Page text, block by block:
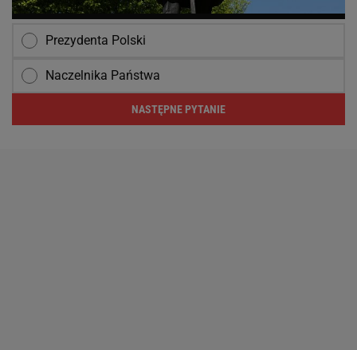
Prezydenta Polski
Naczelnika Państwa
NASTĘPNE PYTANIE